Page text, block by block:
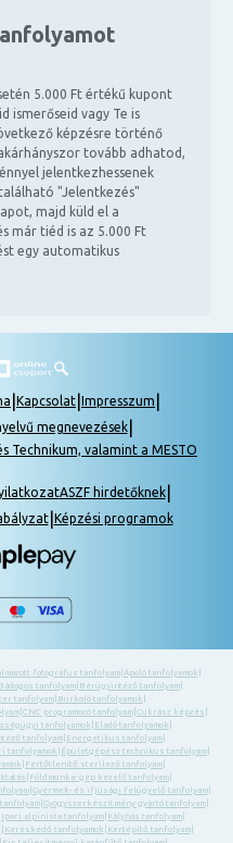
5.000 Ft értékű kupont
ismerőseid vagy Te is
képzésre történő
tovább adhatod,
jelentkezhessenek
"Jelentkezés"
majd küld el a
már tiéd is az 5.000 Ft
egy automatikus
Kapcsolat Impresszum
megnevezések|
Technikum, valamint a MESTO
ASZF hirdetőknek|
| Képzési programok
fotográfus tanfolyam| Ápoló tanfolyamok
Bádogos tanfolyam| Bérügyintéző tanfolyam|
tanfolyam| Burkoló tanfolyamok
| CNC programozó tanfolyam| Cukrász képzés
tanfolyamok Eladó tanfolyamok
tanfolyam Energetikus tanfolyam
tanfolyamok Épületgépész technikus tanfolyam
Fertőtlenítő sterilező tanfolyam
Földmunka- gép kezelő tanfolyam
| Gyermek- és ifjúsági felügyelő tanfolyam|
| Gyógyszerkészítmény gyártó tanfolyam|
Ipari alpinista tanfolyam Kályhás tanfolyam
Kereskedő tanfolyamok Kertépítő tanfolyam|